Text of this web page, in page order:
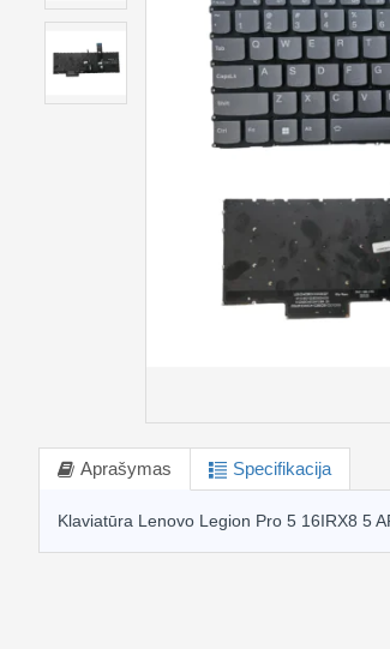
Aprašymas Specifikacija
Klaviatūra Lenovo Legion Pro 5 16IRX8 5